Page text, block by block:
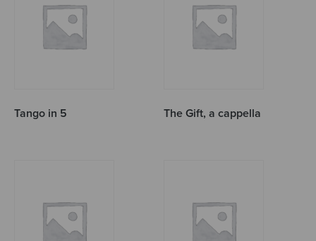
Tango in 5 The Gift, a cappella